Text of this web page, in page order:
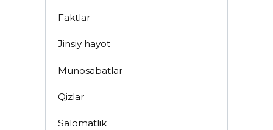
Faktlar
Jinsiy hayot
Munosabatlar
Qizlar
Salomatlik